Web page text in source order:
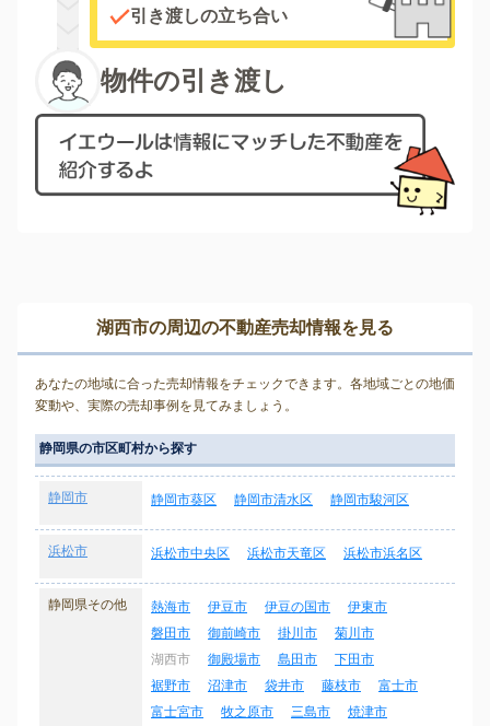
引き渡しの立ち合い
物件の引き渡し
湖西市の周辺の不動産売却情報を見る
あなたの地域に合った売却情報をチェックできます。各地域ごとの地価
変動や、実際の売却事例を見てみましょう。
静岡県の市区町村から探す
静岡市 静岡市葵区 静岡市清水区 静岡市駿河区
浜松市 浜松市中央区 浜松市天竜区 浜松市浜名区
静岡県その他 熱海市 伊豆市 伊豆の国市
伊東市
磐田市
御前崎市 掛川市
菊川市
湖西市
御殿場市 島田市
下田市
裾野市
沼津市 袋井市 藤枝市
富士市
富士宮市
牧之原市 三島市 焼津市